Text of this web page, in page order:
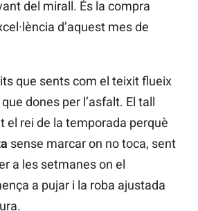
del mirall. És la compra
d’aquest mes de
que sents com el teixit flueix
dones per l’asfalt. El tall
el rei de la temporada perquè
sense marcar on no toca, sent
a les setmanes on el
a pujar i la roba ajustada